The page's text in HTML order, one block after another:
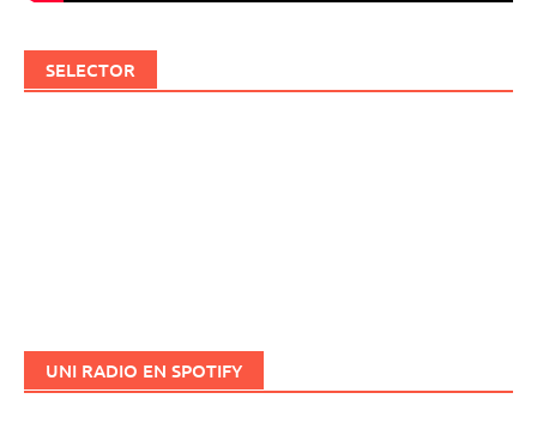
SELECTOR
UNI RADIO EN SPOTIFY